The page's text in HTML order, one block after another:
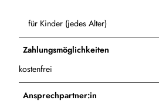
für Kinder (jedes Alter)
Zahlungsmöglichkeiten
kostenfrei
Ansprechpartner:in